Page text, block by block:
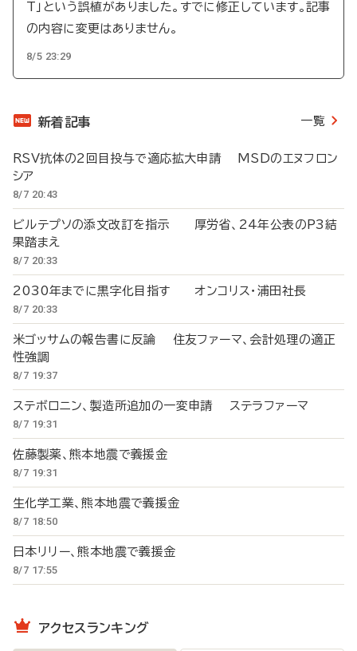
T」という誤植がありました。すでに修正しています。記事
の内容に変更はありません。
8/5 23:29
新着記事 一覧
RSV抗体の2回目投与で適応拡大申請 MSDのエヌフロン
シア
8/7 20:43
ビルテプソの添文改訂を指示 厚労省、24年公表のP3結
果踏まえ
8/7 20:33
2030年までに黒字化目指す オンコリス・浦田社長
8/7 20:33
米ゴッサムの報告書に反論 住友ファーマ、会計処理の適正
性強調
8/7 19:37
ステボロニン、製造所追加の一変申請 ステラファーマ
8/7 19:31
佐藤製薬、熊本地震で義援金
8/7 19:31
生化学工業、熊本地震で義援金
8/7 18:50
日本リリー、熊本地震で義援金
8/7 17:55
アクセスランキング